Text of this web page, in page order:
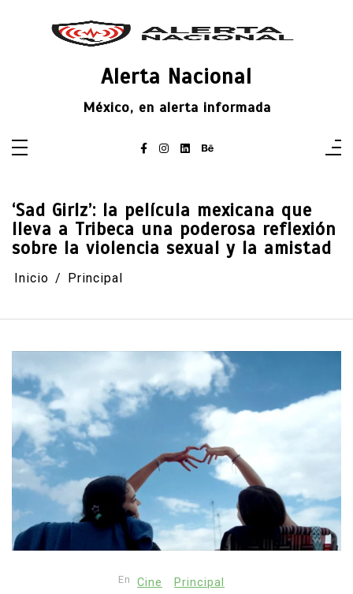
Alerta Nacional
México, en alerta informada
‘Sad Girlz’: la película mexicana que
lleva a Tribeca una poderosa reflexión
sobre la violencia sexual y la amistad
Inicio Principal
En Cine Principal